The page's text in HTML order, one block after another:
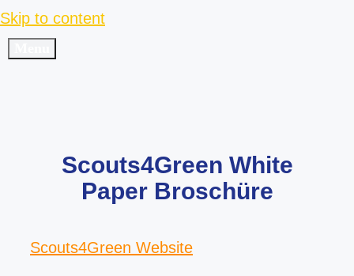
Skip to content
Scouts4Green White
Paper Broschüre
Scouts4Green Website